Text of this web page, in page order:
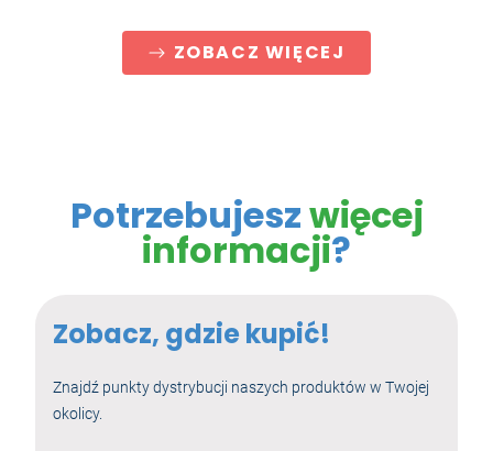
ZOBACZ WIĘCEJ
Potrzebujeszwięcej
informacji?
Zobacz, gdzie kupić!
Znajdź punkty dystrybucji naszych produktów w Twojej
okolicy.